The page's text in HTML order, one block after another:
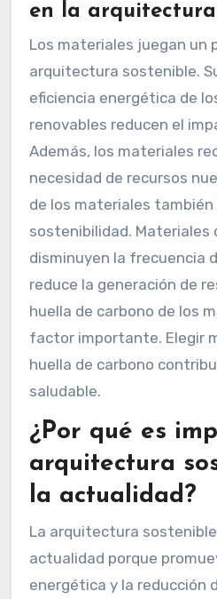
en la arquitectura
Los materiales juegan un
arquitectura sostenible.
eficiencia energética de
renovables reducen el
Además, los materiales
necesidad de recursos
de los materiales también
sostenibilidad. Materiales
disminuyen la frecuencia
reduce la generación de
huella de carbono de los
factor importante. Elegir
huella de carbono
saludable.
¿Por qué es
arquitectura
la actualidad?
La arquitectura
actualidad porque
energética y la reducción